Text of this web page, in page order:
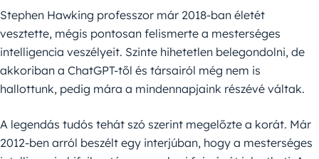
Stephen Hawking professzor már 2018-ban életét
vesztette, mégis pontosan felismerte a mesterséges
intelligencia veszélyeit. Szinte hihetetlen belegondolni, de
akkoriban a ChatGPT-től és társairól még nem is
hallottunk, pedig mára a mindennapjaink részévé váltak.
A legendás tudós tehát szó szerint megelőzte a korát. Már
2012-ben arról beszélt egy interjúban, hogy a mesterséges